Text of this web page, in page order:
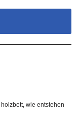
holzbett, wie entstehen